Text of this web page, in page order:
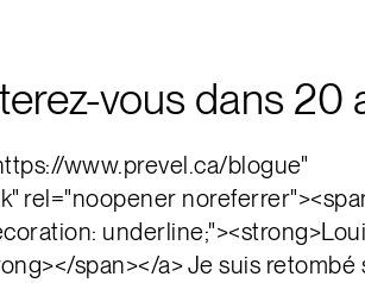
vous dans 20
www.prevel.ca/blogue"
rel="noopener
span></a> Je suis retombé